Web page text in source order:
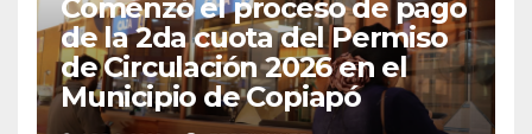
Comenzó el proceso de pago
de la 2da cuota del Permiso
de Circulación 2026 en el
Municipio de Copiapó